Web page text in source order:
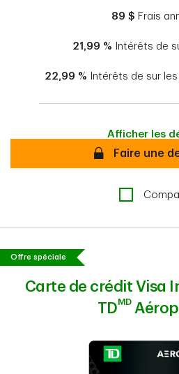
89 $ Frais
21,99 % Intérêts de
22,99 % Intérêts de sur
Afficher les
SécuriséFaire une
Offre spéciale
Carte de crédit Visa
TDMD